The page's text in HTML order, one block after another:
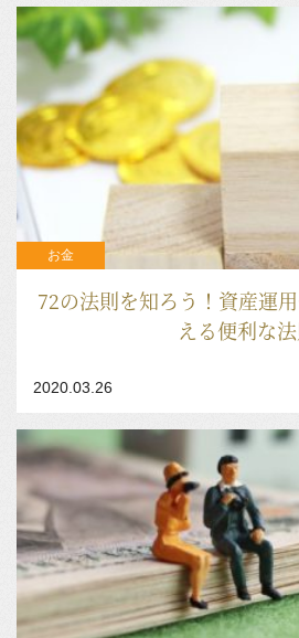
2020.04.01
72の法則を知ろう！資産運
える便利な
お金
2020.03.26